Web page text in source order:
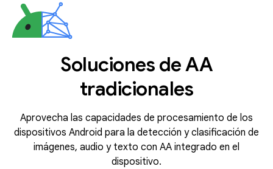
Soluciones de AA
tradicionales
Aprovecha las capacidades de procesamiento de los
dispositivos Android para la detección y clasificación de
imágenes, audio y texto con AA integrado en el
dispositivo.